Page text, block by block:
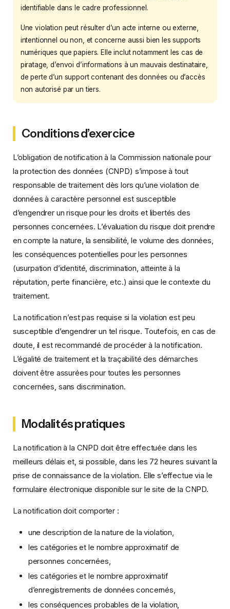
identifiable dans le cadre professionnel.
Une violation peut résulter d’un acte interne ou externe,
intentionnel ou non, et concerne aussi bien les supports
numériques que papiers. Elle inclut notamment les cas de
piratage, d’envoi d’informations à un mauvais destinataire,
de perte d’un support contenant des données ou d’accès
non autorisé par un tiers.
Conditions d’exercice
L’obligation de notification à la Commission nationale pour
la protection des données (CNPD) s’impose à tout
responsable de traitement dès lors qu’une violation de
données à caractère personnel est susceptible
d’engendrer un risque pour les droits et libertés des
personnes concernées. L’évaluation du risque doit prendre
en compte la nature, la sensibilité, le volume des données,
les conséquences potentielles pour les personnes
(usurpation d’identité, discrimination, atteinte à la
réputation, perte financière, etc.) ainsi que le contexte du
traitement.
La notification n’est pas requise si la violation est peu
susceptible d’engendrer un tel risque. Toutefois, en cas de
doute, il est recommandé de procéder à la notification.
L’égalité de traitement et la traçabilité des démarches
doivent être assurées pour toutes les personnes
concernées, sans discrimination.
Modalités pratiques
La notification à la CNPD doit être effectuée dans les
meilleurs délais et, si possible, dans les 72 heures suivant la
prise de connaissance de la violation. Elle s’effectue via le
formulaire électronique disponible sur le site de la CNPD.
La notification doit comporter :
une description de la nature de la violation,
les catégories et le nombre approximatif de
personnes concernées,
les catégories et le nombre approximatif
d’enregistrements de données concernés,
les conséquences probables de la violation,